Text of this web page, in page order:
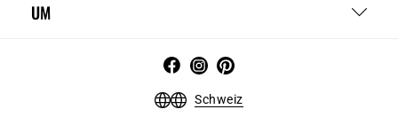
UM
Schweiz